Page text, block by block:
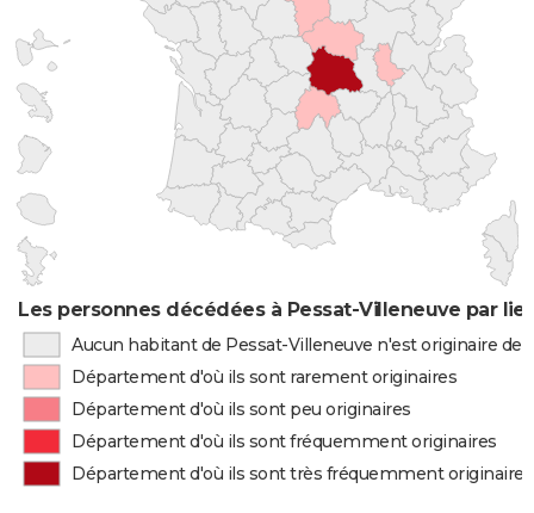
Les personnes décédées à Pessat-Villeneuve par
Aucun habitant de Pessat-Villeneuve n'est originaire de
Département d'où ils sont rarement originaires
Département d'où ils sont peu originaires
Département d'où ils sont fréquemment originaires
Département d'où ils sont très fréquemment originaires